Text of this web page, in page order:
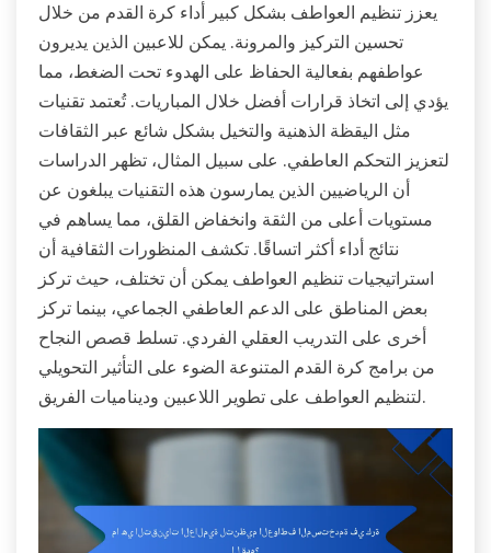
يعزز تنظيم العواطف بشكل كبير أداء كرة القدم من خلال
تحسين التركيز والمرونة. يمكن للاعبين الذين يديرون
عواطفهم بفعالية الحفاظ على الهدوء تحت الضغط، مما
يؤدي إلى اتخاذ قرارات أفضل خلال المباريات. تُعتمد تقنيات
مثل اليقظة الذهنية والتخيل بشكل شائع عبر الثقافات
لتعزيز التحكم العاطفي. على سبيل المثال، تظهر الدراسات
أن الرياضيين الذين يمارسون هذه التقنيات يبلغون عن
مستويات أعلى من الثقة وانخفاض القلق، مما يساهم في
نتائج أداء أكثر اتساقًا. تكشف المنظورات الثقافية أن
استراتيجيات تنظيم العواطف يمكن أن تختلف، حيث تركز
بعض المناطق على الدعم العاطفي الجماعي، بينما تركز
أخرى على التدريب العقلي الفردي. تسلط قصص النجاح
من برامج كرة القدم المتنوعة الضوء على التأثير التحويلي
لتنظيم العواطف على تطوير اللاعبين وديناميات الفريق.